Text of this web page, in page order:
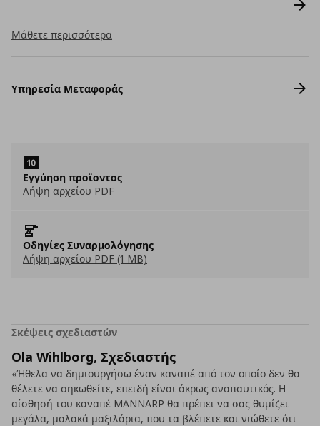
Μάθετε περισσότερα
Υπηρεσία Μεταφοράς
Εγγύηση προϊοντος
Λήψη αρχείου PDF
Οδηγίες Συναρμολόγησης
Λήψη αρχείου PDF (1 MB)
Σκέψεις σχεδιαστών
Ola Wihlborg, Σχεδιαστής
«Ήθελα να δημιουργήσω έναν καναπέ από τον οποίο δεν θα
θέλετε να σηκωθείτε, επειδή είναι άκρως αναπαυτικός. Η
αίσθησή του καναπέ MANNARP θα πρέπει να σας θυμίζει
μεγάλα, μαλακά μαξιλάρια, που τα βλέπετε και νιώθετε ότι